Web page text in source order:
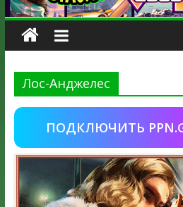
Лос-Анджелес
ПОДКЛЮЧИТЬ